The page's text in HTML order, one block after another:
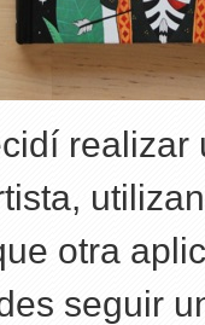
realizar
otra
seguir